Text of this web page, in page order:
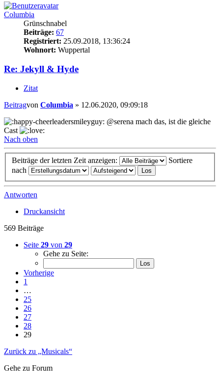
Columbia
Grünschnabel
Beiträge: 67
Registriert: 25.09.2018, 13:36:24
Wohnort: Wuppertal
Re: Jekyll & Hyde
Zitat
Beitragvon Columbia » 12.06.2020, 09:09:18
@serena mach das, ist die gleiche
Cast
Nach oben
Beiträge der letzten Zeit anzeigen:
Sortiere
nach
Antworten
Druckansicht
569 Beiträge
Seite 29 von 29
Gehe zu Seite:
Vorherige
1
…
25
26
27
28
29
Zurück zu „Musicals“
Gehe zu Forum